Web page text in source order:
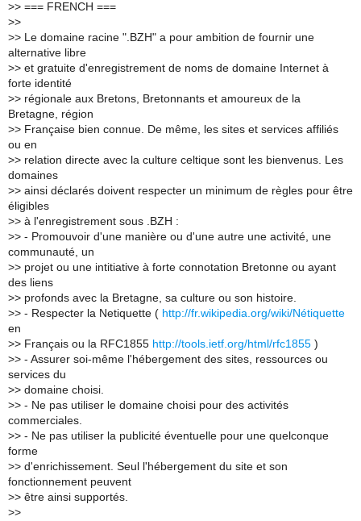
>> === FRENCH ===
>>
>> Le domaine racine ".BZH" a pour ambition de fournir une
alternative libre
>> et gratuite d'enregistrement de noms de domaine Internet à
forte identité
>> régionale aux Bretons, Bretonnants et amoureux de la
Bretagne, région
>> Française bien connue. De même, les sites et services affiliés
ou en
>> relation directe avec la culture celtique sont les bienvenus. Les
domaines
>> ainsi déclarés doivent respecter un minimum de règles pour être
éligibles
>> à l'enregistrement sous .BZH :
>> - Promouvoir d'une manière ou d'une autre une activité, une
communauté, un
>> projet ou une intitiative à forte connotation Bretonne ou ayant
des liens
>> profonds avec la Bretagne, sa culture ou son histoire.
>> - Respecter la Netiquette ( http://fr.wikipedia.org/wiki/Nétiquette
en
>> Français ou la RFC1855 http://tools.ietf.org/html/rfc1855 )
>> - Assurer soi-même l'hébergement des sites, ressources ou
services du
>> domaine choisi.
>> - Ne pas utiliser le domaine choisi pour des activités
commerciales.
>> - Ne pas utiliser la publicité éventuelle pour une quelconque
forme
>> d'enrichissement. Seul l'hébergement du site et son
fonctionnement peuvent
>> être ainsi supportés.
>>